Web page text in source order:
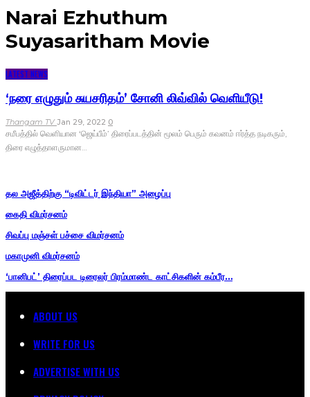
Narai Ezhuthum
Suyasaritham Movie
LATEST NEWS
‘நரை எழுதும் சுயசரிதம்’ சோனி லிவ்வில் வெளியீடு!
Thangam TVJan 29, 2022 0
சமீபத்தில் வெளியான ‘ஜெய்பீம்’ திரைப்படத்தின் மூலம் பெரும் கவனம் ஈர்த்த நடிகரும்,
திரை எழுத்தாளருமான…
தல அஜீத்திற்கு “டிவிட்டர் இந்தியா” அழைப்பு
கைதி விமர்சனம்
சிவப்பு மஞ்சள் பச்சை விமர்சனம்
மகாமுனி விமர்சனம்
‘பானிபட்’ திரைப்பட டிரைலர் பிரம்மாண்ட காட்சிகளின் கம்பீர…
ABOUT US
WRITE FOR US
ADVERTISE WITH US